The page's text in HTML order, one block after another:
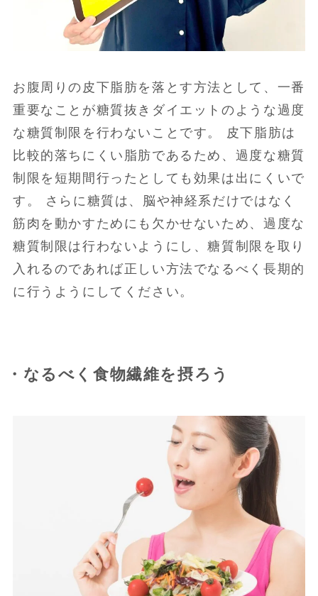
お腹周りの皮下脂肪を落とす方法として、一番
重要なことが糖質抜きダイエットのような過度
な糖質制限を行わないことです。 皮下脂肪は
比較的落ちにくい脂肪であるため、過度な糖質
制限を短期間行ったとしても効果は出にくいで
す。 さらに糖質は、脳や神経系だけではなく
筋肉を動かすためにも欠かせないため、過度な
糖質制限は行わないようにし、糖質制限を取り
入れるのであれば正しい方法でなるべく長期的
に行うようにしてください。
・なるべく食物繊維を摂ろう